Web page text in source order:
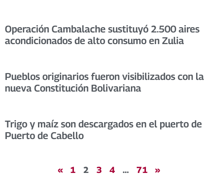
Operación Cambalache sustituyó 2.500 aires
acondicionados de alto consumo en Zulia
Pueblos originarios fueron visibilizados con la
nueva Constitución Bolivariana
Trigo y maíz son descargados en el puerto de
Puerto de Cabello
« 1 2 3 4 … 71 »